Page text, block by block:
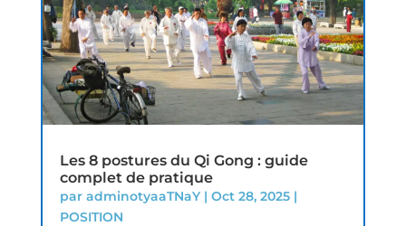
Les 8 postures du Qi Gong : guide
complet de pratique
par adminotyaaTNaY| Oct 28, 2025|
POSITION